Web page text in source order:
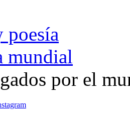
poesía
mundial
por el